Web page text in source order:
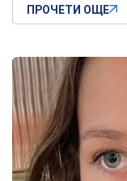
ПРОЧЕТИ ОЩЕ